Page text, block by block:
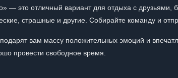
— это отличный вариант для отдыха с
страшные и другие. Собирайте команду и
вам массу положительных эмоций и
провести свободное время.